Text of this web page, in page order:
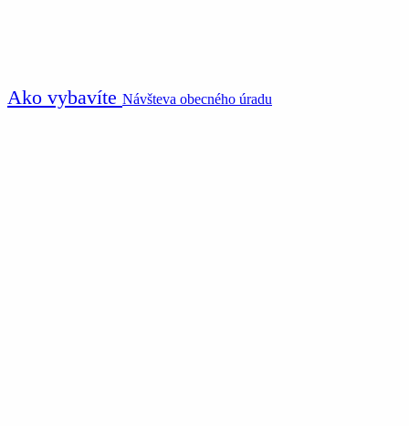
Ako vybavíte Návšteva obecného úradu